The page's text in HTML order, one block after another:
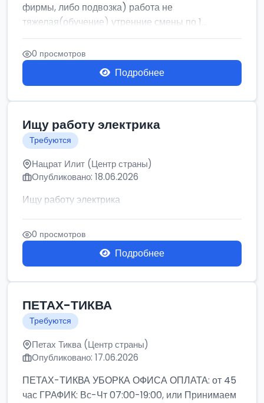
фирмы, либо подвозка) работа не
тяжелая(обучение) утренние смены по 1...
0 просмотров
Подробнее
Ищу работу электрика
Требуются
Нацрат Илит (Центр страны)
Опубликовано: 18.06.2026
Ищу работу электрика
0 просмотров
Подробнее
ПЕТАХ-ТИКВА
Требуются
Петах Тиква (Центр страны)
Опубликовано: 17.06.2026
ПЕТАХ-ТИКВА УБОРКА ОФИСА ОПЛАТА: от 45
час ГРАФИК: Вс-Чт 07:00-19:00, или Принимаем